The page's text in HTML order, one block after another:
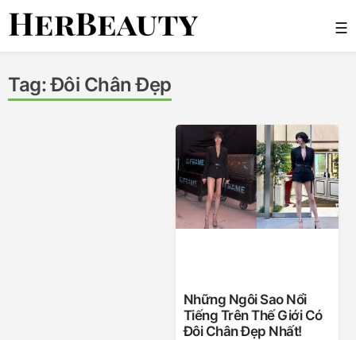
Skip
☰
Tag:Đôi Chân Đẹp
Những Ngôi Sao Nổi
Tiếng Trên Thế Giới Có
Đôi Chân Đẹp Nhất!